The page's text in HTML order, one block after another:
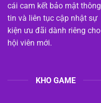
cái cam kết bảo mật thông
tin và liên tục cập nhật sự
kiện ưu đãi dành riêng cho
hội viên mới.
KHO GAME